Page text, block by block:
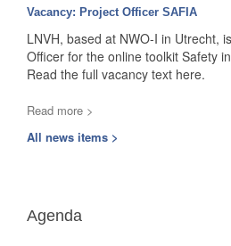
Vacancy: Project Officer SAFIA
LNVH, based at NWO-I in Utrecht,
Officer for the online toolkit Safety
Read the full vacancy text here.
Read more >
All news items >
Agenda